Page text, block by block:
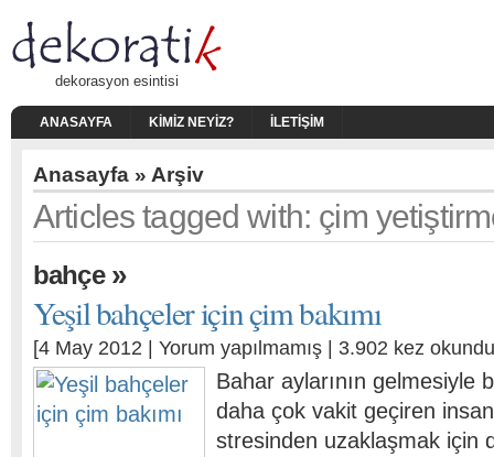
dekorasyon esintisi
ANASAYFA KIMIZ NEYIZ? İLETIŞIM
Anasayfa » Arşiv
Articles tagged with: çim
bahçe»
Yeşil bahçeler için çim bakımı
[4 May 2012 | Yorum yapılmamış | 3.902 kez
Bahar aylarının gelmesiyle
daha çok vakit geçiren
stresinden uzaklaşmak için